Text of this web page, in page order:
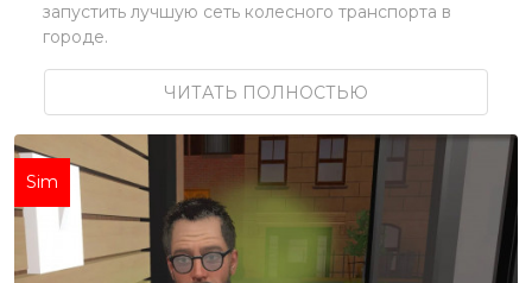
запустить лучшую сеть колесного транспорта в
городе.
ЧИТАТЬ ПОЛНОСТЬЮ
Sim